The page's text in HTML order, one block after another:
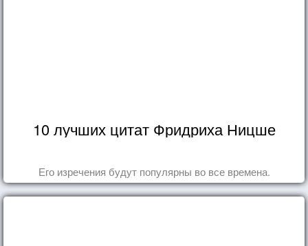
10 лучших цитат Фридриха Ницше
Его изречения будут популярны во все времена.